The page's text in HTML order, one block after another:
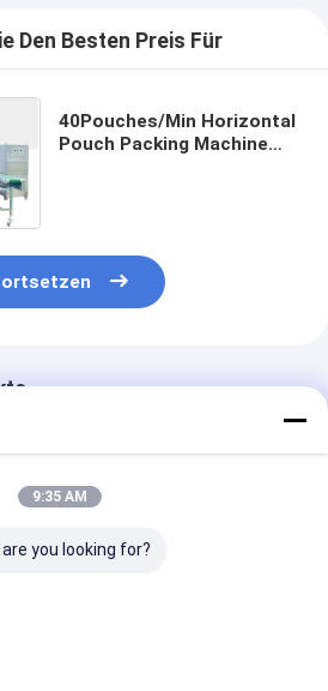
Den Besten Preis Für
40Pouches/Min Horizontal
Pouch Packing Machine
9:35 AM
you looking for?